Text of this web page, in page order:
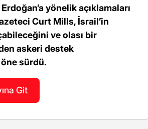
yönelik açıklamaları
Curt Mills, İsrail’in
ve olası bir
askeri destek
sürdü.
Git